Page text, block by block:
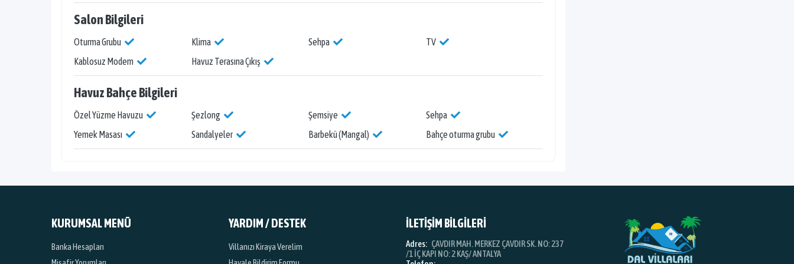
Salon Bilgileri
Oturma Grubu Klima Sehpa
TV
Kablosuz Modem
Havuz Terasına Çıkış
Havuz Bahçe Bilgileri
Özel Yüzme Havuzu Şezlong Şemsiye
Sehpa
Yemek Masası
Sandalyeler Barbekü (Mangal) Bahçe oturma grubu
KURUMSAL MENÜ
Banka Hesapları
YARDIM / DESTEK
Villanızı Kiraya Verelim
İLETİŞİM BİLGİLERİ
Adres: ÇAVDIR MAH. MERKEZ ÇAVDIR SK. NO: 237
/1 İÇ KAPI NO: 2 KAŞ/ ANTALYA